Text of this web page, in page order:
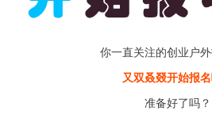
你一直关注的创业户
又双叒叕开始报名
准备好了吗？